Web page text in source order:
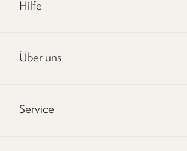
Hilfe
Über uns
Service